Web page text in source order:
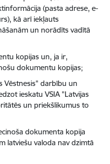
(pasta adrese, e-
kā arī iekļauts
un norādīts vadītā
kopijas un, ja ir,
dokumentu kopijas;
Vēstnesis" darbību un
ieskatu VSIA "Latvijas
un priekšlikumus to
dokumenta kopija
latviešu valoda nav dzimtā